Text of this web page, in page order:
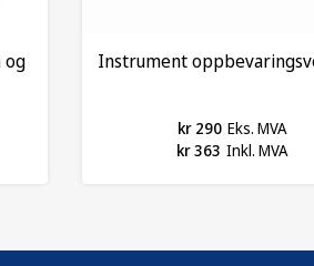
og
Instrument
kr 290 Eks. MVA
kr 363 Inkl. MVA